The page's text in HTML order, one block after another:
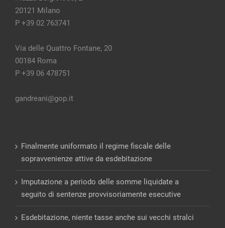
20121 Milano
P +39 02 763741
Via delle Quattro Fontane, 20
00184 Roma
P +39 06 478751
gandreani@gop.it
Finalmente uniformato il regime fiscale delle
sopravvenienze attive da esdebitazione
Imputazione a periodo delle somme liquidate a
seguito di sentenze provvisoriamente esecutive
Esdebitazione, niente tasse anche sui vecchi stralci